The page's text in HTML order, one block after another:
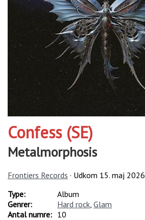
Confess (SE)
Metalmorphosis
Frontiers Records · Udkom 15. maj 2026
Type:
Album
Genrer:
Hard rock Glam
Antal numre: 10